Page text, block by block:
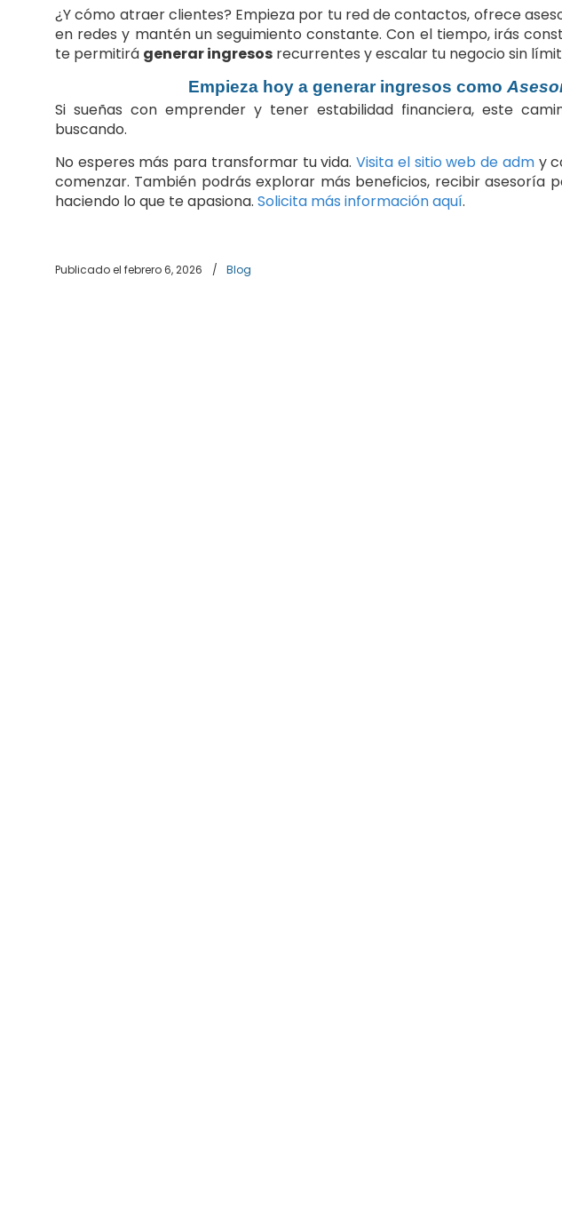
¿Y cómo atraer clientes? Empieza por tu red de contactos, ofrece
en redes y mantén un seguimiento constante. Con el tiempo, irás
te permitirá generar ingresos recurrentes y escalar tu negocio sin
Empieza hoy a generar ingresos como
Si sueñas con emprender y tener estabilidad financiera, este
buscando.
No esperes más para transformar tu vida.Visita el sitio web de admy
comenzar. También podrás explorar más beneficios, recibir asesoría
haciendo lo que te apasiona. Solicita más información aquí.
Publicado el febrero 6, 2026 / Blog